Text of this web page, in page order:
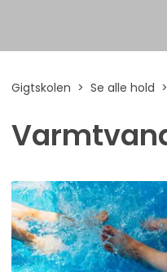
Gigtskolen Se alle hold